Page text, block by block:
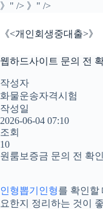
》" /> 》" />본
으
건
기
《<개인회생중대출>》
웹하드사이트 문의 전
작성자
화물운송자격시험
작성일
2026-06-04 07:10
조회
10
원룸보증금 문의 전 확
인형뽑기인형를 확인할
요한지 정리하는 것이